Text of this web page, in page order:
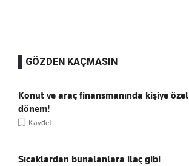
GÖZDEN KAÇMASIN
Konut ve araç finansmanında kişiye özel
dönem!
Kaydet
Sıcaklardan bunalanlara ilaç gibi